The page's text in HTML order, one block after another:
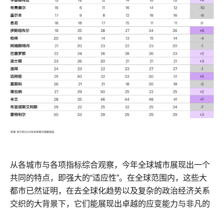
从各城市与各项指标综合观察，今年全球城市展现出一个
共同的特点，即强大的“适应性”。在全球范围内，这些大
都市已然证明，在去全球化趋势以及复杂的政治经济关系
交织的大背景下，它们能展现出卓越的应变能力与非凡的